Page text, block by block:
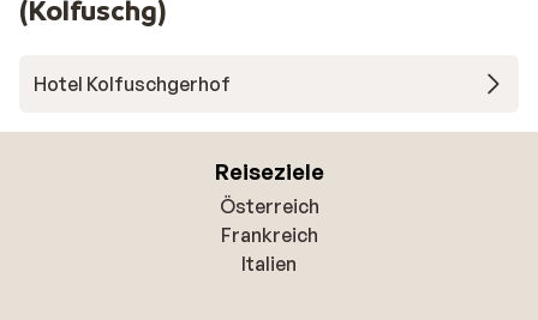
(Kolfuschg)
Hotel Kolfuschgerhof
Reiseziele
Österreich
Frankreich
Italien